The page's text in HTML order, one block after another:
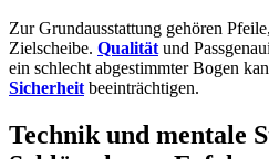
Zur Grundausstattung gehören
Zielscheibe. Qualität und
ein schlecht abgestimmter Bogen
Sicherheit beeinträchtigen.
Technik und mentale